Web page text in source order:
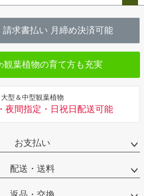
へ
請求書払い 月締め決済可能
観葉植物の育て方も充実
大型＆中型観葉植物
夜間指定・日祝日配送可能
お支払い
配送・送料